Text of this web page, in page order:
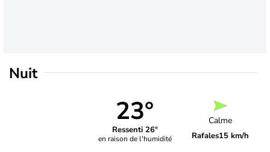
Nuit
23°
Ressenti 26°
en raison de l'humidité
Calme
Rafales15 km/h